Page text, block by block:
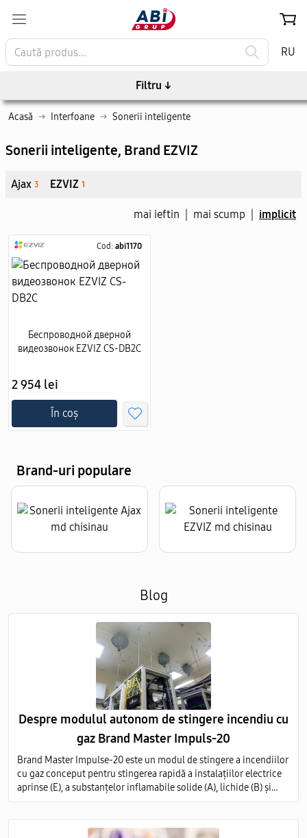
RU
Acasă → Interfoane → Sonerii inteligente
Sonerii inteligente, Brand EZVIZ
Ajax 3 EZVIZ 1
mai ieftin mai scump implicit
Cod: abi1170
Беспроводной дверной
видеозвонок EZVIZ CS-DB2C
2 954 lei
În coș
Filtru ↓
Brand-uri populare
Blog
Despre modulul autonom de stingere incendiu cu
gaz Brand Master Impuls-20
Brand Master Impulse-20 este un modul de stingere a incendiilor
cu gaz conceput pentru stingerea rapidă a instalațiilor electrice
aprinse (E), a substanțelor inflamabile solide (A), lichide (B) și
gazoase (C) pe întregul volum al obiectului protejat.